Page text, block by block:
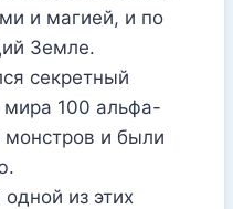
и магией, и по
Земле.
секретный
мира 100 альфа-
монстров и были
из этих